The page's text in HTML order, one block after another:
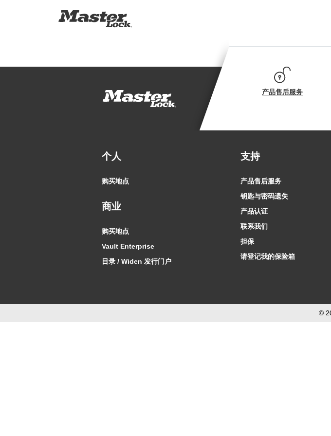
产品售后服务
个人
购买地点
商业
购买地点
Vault Enterprise
目录 / Widen 发行门户
支持
产品售后服务
钥匙与密码遗失
产品认证
联系我们
担保
请登记我的保险箱
©